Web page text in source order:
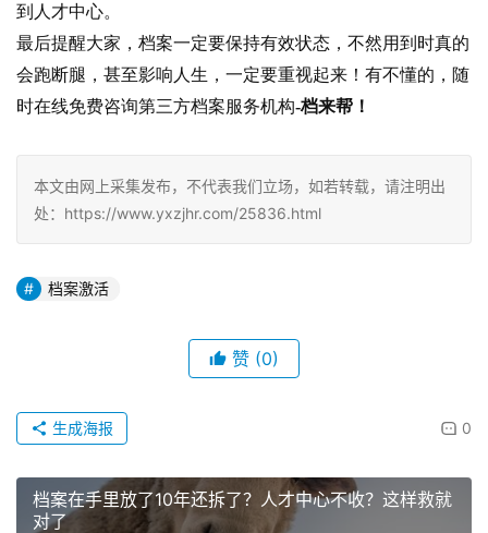
到人才中心。
最后提醒大家，档案一定要保持有效状态，不然用到时真的
会跑断腿，甚至影响人生，一定要重视起来！有不懂的，随
时在线免费咨询第三方档案服务机构-档来帮！
本文由网上采集发布，不代表我们立场，如若转载，请注明出
处：https://www.yxzjhr.com/25836.html
档案激活
赞 (0)
0
生成海报
档案在手里放了10年还拆了？人才中心不收？这样救就
对了